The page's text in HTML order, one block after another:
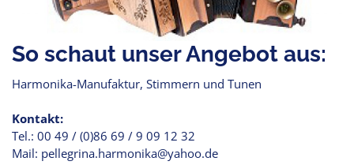
So schaut unser Angebot aus:
Harmonika-Manufaktur, Stimmern und Tunen
Kontakt:
Tel.: 00 49 / (0)86 69 / 9 09 12 32
Mail: pellegrina.harmonika@yahoo.de